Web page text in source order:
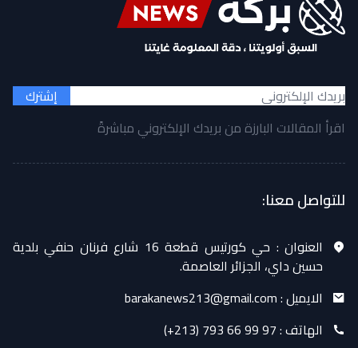
إشترك
اقرأ المقالات البارزة من بريدك الإلكتروني مباشرةً
للتواصل معنا:
العنوان :
حي كورتيس قطعة 16 شارع فرنان حنفي بلدية
حسين داي، الجزائر العاصمة.
الايميل :barakanews213@gmail.com
الهاتف :(+213) 793 66 99 97